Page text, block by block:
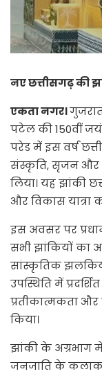
नए छत्तीसगढ़ की
एकता नगर।
पटेल की 150वीं
परेड में इस वर्ष
संस्कृति, सृजन और
लिया। यह झांकी
और विकास यात्रा
इस अवसर पर
सभी झांकियों का
सांस्कृतिक झलकियों
उपस्थिति में
प्रतीकात्मकता
किया।
झांकी के अग्रभाग
जनजाति के